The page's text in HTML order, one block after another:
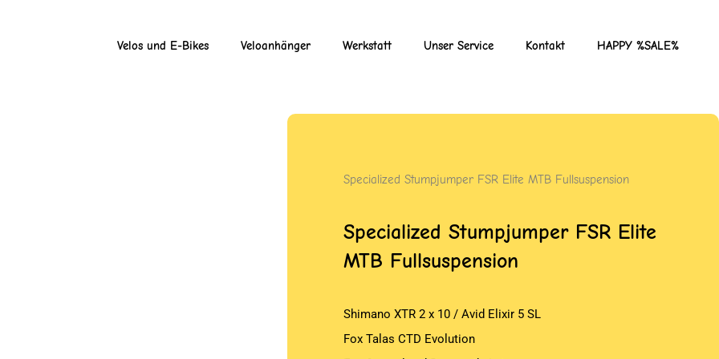
Velos und E-Bikes Veloanhänger Werkstatt Unser Service Kontakt HAPPY %SALE%
Specialized Stumpjumper FSR Elite MTB Fullsuspension
Specialized Stumpjumper FSR Elite
MTB Fullsuspension
Shimano XTR 2 x 10 / Avid Elixir 5 SL
Fox Talas CTD Evolution